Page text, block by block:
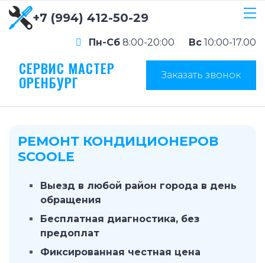
+7 (994) 412-50-29
Пн-Сб 8:00-20:00 Вс 10:00-17.00
СЕРВИС МАСТЕР
ОРЕНБУРГ Заказать звонок
РЕМОНТ КОНДИЦИОНЕРОВ
SCOOLE
Выезд в любой район города в день
обращения
Бесплатная диагностика, без
предоплат
Фиксированная честная цена